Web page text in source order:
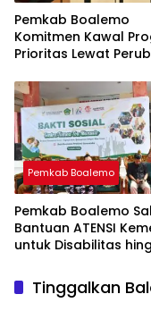
Pemkab Boalemo
Komitmen Kawal
Prioritas Lewat
Pemkab Boalemo
Pemkab Boalemo
Bantuan ATENSI
untuk Disabilitas
Tinggalkan